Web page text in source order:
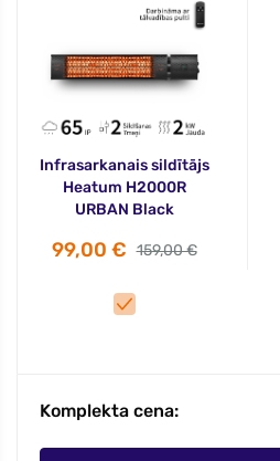
Infrasarkanais sildītājs
Heatum H2000R
URBAN Black
99,00 € 159,00 €
Komplekta cena: